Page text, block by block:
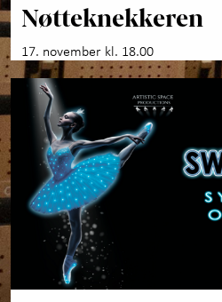
Nøtteknekkeren
17. november kl. 18.00